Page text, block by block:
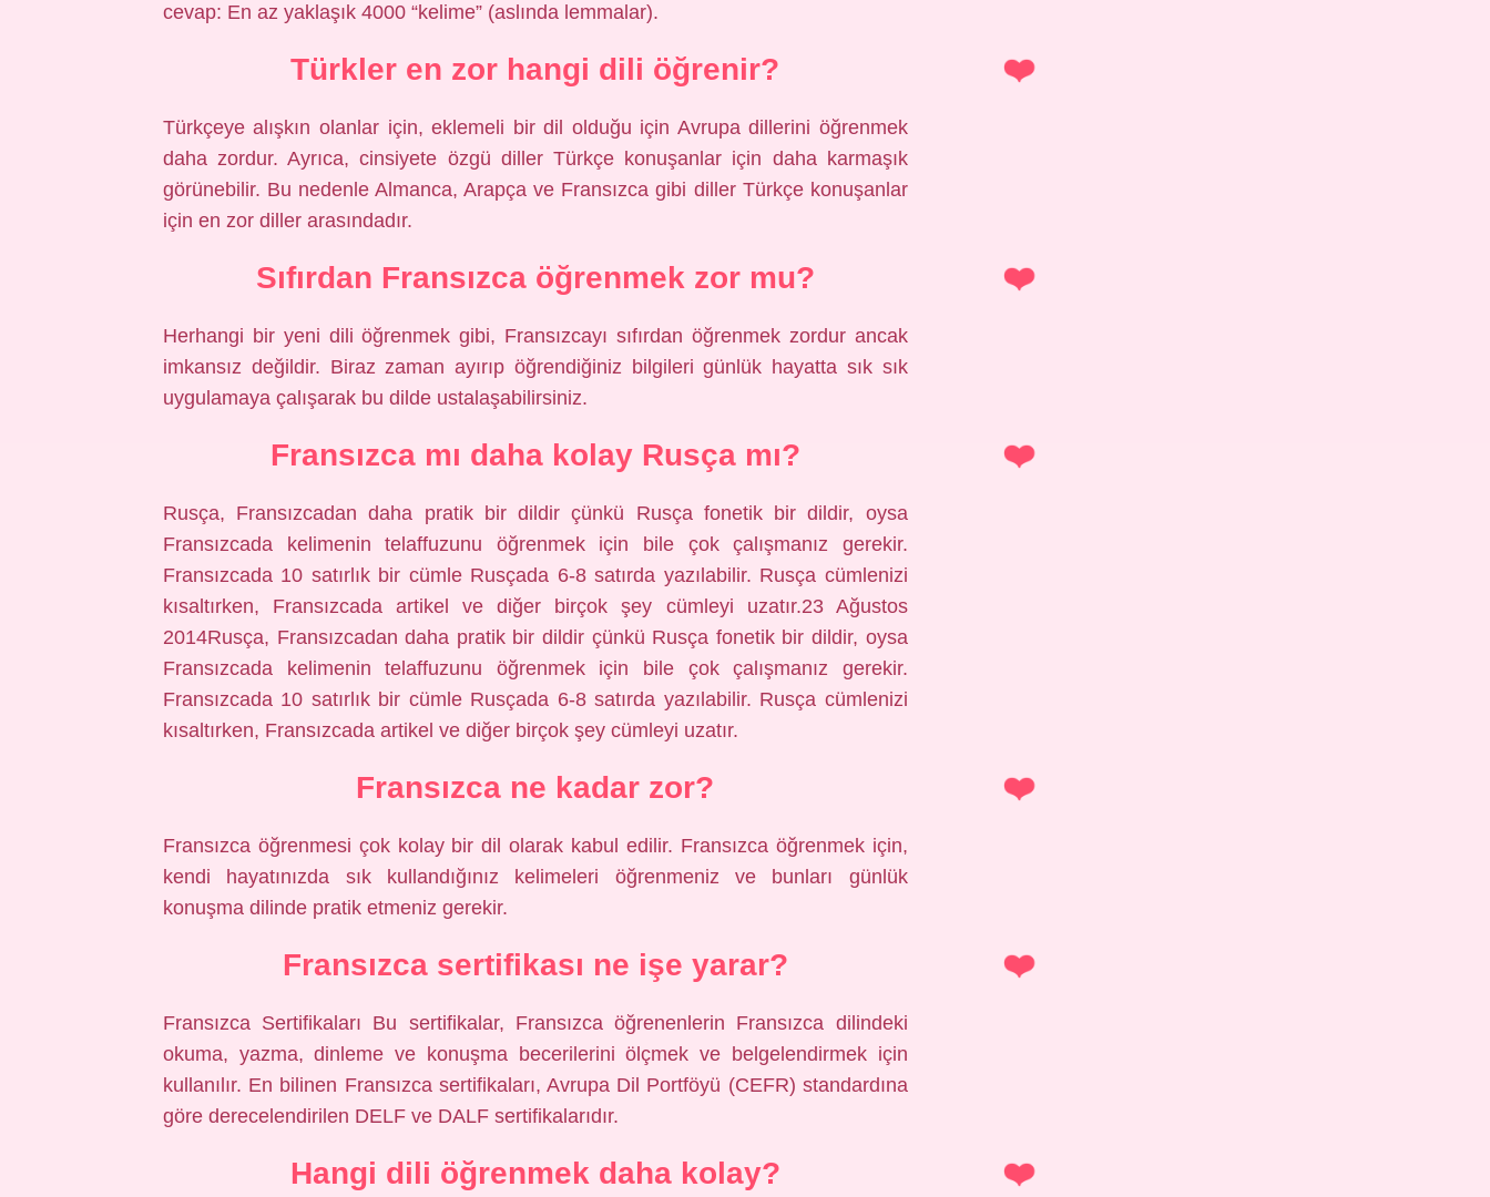
cevap: En az yaklaşık 4000 “kelime” (aslında lemmalar).
Türkler en zor hangi dili öğrenir?
Türkçeye alışkın olanlar için, eklemeli bir dil olduğu için Avrupa dillerini öğrenmek
daha zordur. Ayrıca, cinsiyete özgü diller Türkçe konuşanlar için daha karmaşık
görünebilir. Bu nedenle Almanca, Arapça ve Fransızca gibi diller Türkçe konuşanlar
için en zor diller arasındadır.
Sıfırdan Fransızca öğrenmek zor mu?
Herhangi bir yeni dili öğrenmek gibi, Fransızcayı sıfırdan öğrenmek zordur ancak
imkansız değildir. Biraz zaman ayırıp öğrendiğiniz bilgileri günlük hayatta sık sık
uygulamaya çalışarak bu dilde ustalaşabilirsiniz.
Fransızca mı daha kolay Rusça mı?
Rusça, Fransızcadan daha pratik bir dildir çünkü Rusça fonetik bir dildir, oysa
Fransızcada kelimenin telaffuzunu öğrenmek için bile çok çalışmanız gerekir.
Fransızcada 10 satırlık bir cümle Rusçada 6-8 satırda yazılabilir. Rusça cümlenizi
kısaltırken, Fransızcada artikel ve diğer birçok şey cümleyi uzatır.23 Ağustos
2014Rusça, Fransızcadan daha pratik bir dildir çünkü Rusça fonetik bir dildir, oysa
Fransızcada kelimenin telaffuzunu öğrenmek için bile çok çalışmanız gerekir.
Fransızcada 10 satırlık bir cümle Rusçada 6-8 satırda yazılabilir. Rusça cümlenizi
kısaltırken, Fransızcada artikel ve diğer birçok şey cümleyi uzatır.
Fransızca ne kadar zor?
Fransızca öğrenmesi çok kolay bir dil olarak kabul edilir. Fransızca öğrenmek için,
kendi hayatınızda sık kullandığınız kelimeleri öğrenmeniz ve bunları günlük
konuşma dilinde pratik etmeniz gerekir.
Fransızca sertifikası ne işe yarar?
Fransızca Sertifikaları Bu sertifikalar, Fransızca öğrenenlerin Fransızca dilindeki
okuma, yazma, dinleme ve konuşma becerilerini ölçmek ve belgelendirmek için
kullanılır. En bilinen Fransızca sertifikaları, Avrupa Dil Portföyü (CEFR) standardına
göre derecelendirilen DELF ve DALF sertifikalarıdır.
Hangi dili öğrenmek daha kolay?